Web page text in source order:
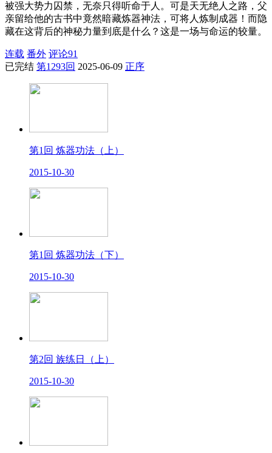
被强大势力囚禁，无奈只得听命于人。可是天无绝人之路，父
亲留给他的古书中竟然暗藏炼器神法，可将人炼制成器！而隐
藏在这背后的神秘力量到底是什么？这是一场与命运的较量。
连载 番外 评论91
已完结 第1293回 2025-06-09 正序
第1回 炼器功法（上）
2015-10-30
第1回 炼器功法（下）
2015-10-30
第2回 族练日（上）
2015-10-30